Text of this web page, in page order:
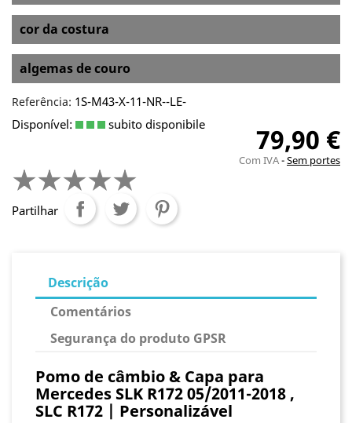
cor da costura
algemas de couro
Referência: 1S-M43-X-11-NR--LE-
Disponível:
subito disponibile 79,90 €
Com IVA Sem portes
Partilhar
Descrição
Comentários
Segurança do produto GPSR
Pomo de câmbio & Capa para
Mercedes SLK R172 05/2011-2018 ,
SLC R172 | Personalizável